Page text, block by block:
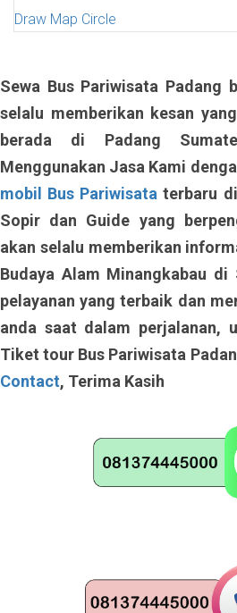
Draw Map Circle
Sewa Bus Pariwisata Padang
selalu memberikan kesan
berada di Padang
Menggunakan Jasa Kami
mobil Bus Pariwisata terbaru
Sopir dan Guide yang
akan selalu memberikan
Budaya Alam Minangkabau
pelayanan yang terbaik dan
anda saat dalam perjalanan,
Tiket tour Bus Pariwisata
Contact, Terima Kasih